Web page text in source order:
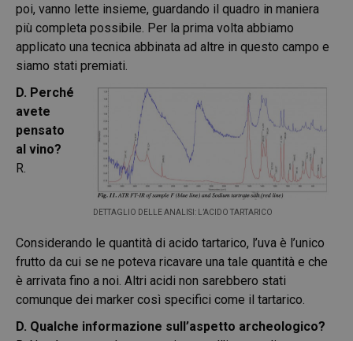
poi, vanno lette insieme, guardando il quadro in maniera
più completa possibile. Per la prima volta abbiamo
applicato una tecnica abbinata ad altre in questo campo e
siamo stati premiati.
DETTAGLIO DELLE ANALISI: L’ACIDO TARTARICO
D. Perché
avete
pensato
al vino?
R.
Considerando le quantità di acido tartarico, l’uva è l’unico
frutto da cui se ne poteva ricavare una tale quantità e che
è arrivata fino a noi. Altri acidi non sarebbero stati
comunque dei marker così specifici come il tartarico.
D. Qualche informazione sull’aspetto archeologico?